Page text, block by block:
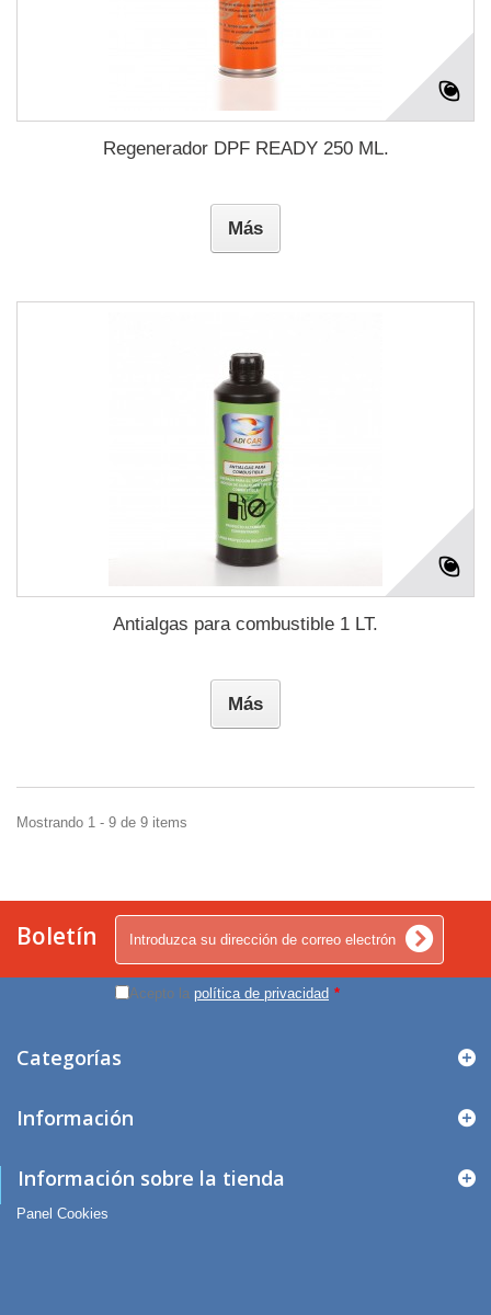
Regenerador DPF READY 250 ML.
Más
Antialgas para combustible 1 LT.
Más
Mostrando 1 - 9 de 9 items
Boletín
Acepto la política de privacidad *
Categorías
Información
Información sobre la tienda
Panel Cookies